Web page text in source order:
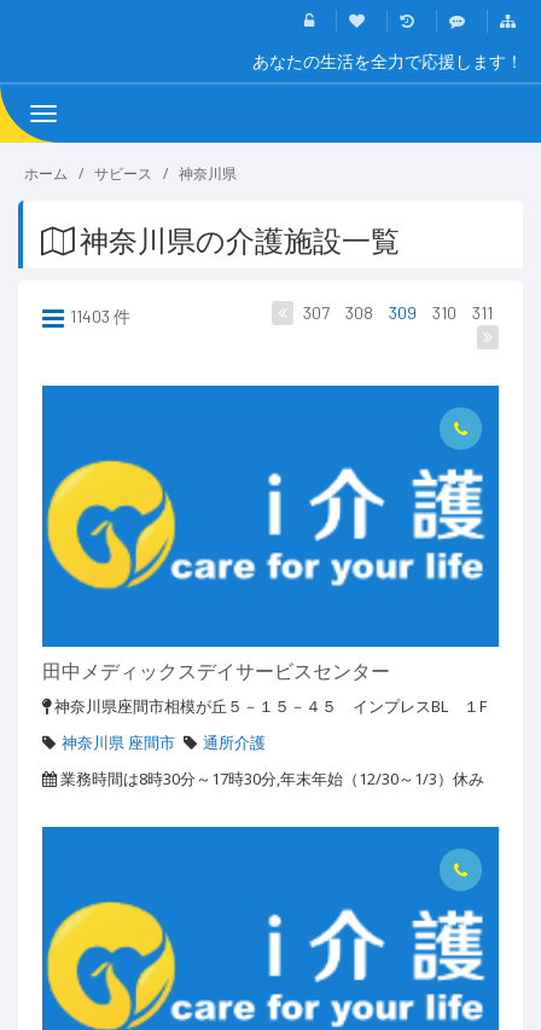
あなたの生活を全力で応援します！
Toggle
navigation
ホーム サビース 神奈川県
神奈川県の介護施設一覧
11403 件 307 308 309 310 311
田中メディックスデイサービスセンター
神奈川県座間市相模が丘５－１５－４５ インプレスBL １F
神奈川県 座間市
通所介護
業務時間は8時30分～17時30分,年末年始（12/30～1/3）休み